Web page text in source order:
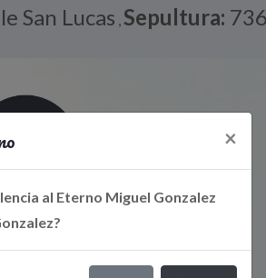
San Lucas ,Sepultura: 736
Eterno
×
al Eterno Miguel Gonzalez